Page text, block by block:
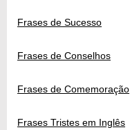
Frases de Sucesso
Frases de Conselhos
Frases de Comemoração
Frases Tristes em Inglês